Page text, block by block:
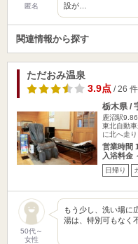
匿名
設が…
関連情報から探す
ただおみ温泉
3.9点/ 26 件
栃木県 /
鹿沼駅
東北自動
に北へ走
営業時間
入浴料金
日帰り
50代～
女性
もう少し、洗い場に
湯は、特別可もなく